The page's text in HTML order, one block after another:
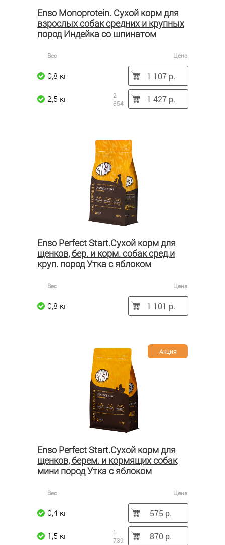
Enso Monoprotein. Сухой корм для
взрослых собак средних и крупных
пород Индейка со шпинатом
Вес Цена
0,8 кг 1 107 р.
2,5 кг
2
854
1 427 р.
Enso Perfect Start.Сухой корм для
щенков, бер. и корм. собак сред.и
круп. пород Утка с яблоком
Вес Цена
0,8 кг 1 101 р.
Акция
Enso Perfect Start.Сухой корм для
щенков, берем. и кормящих собак
мини пород Утка с яблоком
Вес Цена
0,4 кг 575 р.
1,5 кг
1
739
870 р.